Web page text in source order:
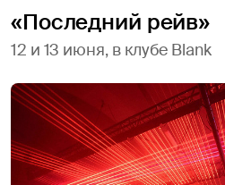
«Последний рейв»
12 и 13 июня, в клубе Blank